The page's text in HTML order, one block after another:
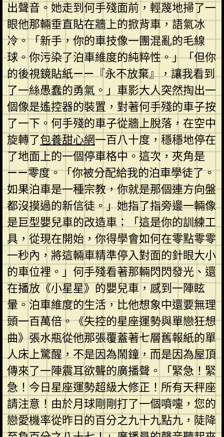
出聲音。她走到何手殘面前，輕蔑地掃了一
眼他那輛垂直貼在牆上的掀背車，語氣冰
冷。「新手，你的車技像一團混亂的毛線
球。你污染了泊車維度的純粹性。」「但你
的後視鏡貼紙——『永不放棄』，讓我看到
了一絲愚蠢的勇氣。」車影大人突然掏出一
個像是遙控器的裝置，對著何手殘的車子按
了一下。何手殘的車子從牆上脫落，在空中
旋轉了包養甜心網一百八十度，穩穩地停在
了地面上的一個停車格中。這次，夾角是
——零度。「你被分配給我的泊車學徒了。
如果泊車是一種宗教，你就是那個連方向盤
都沒摸過的新信徒。」她指了指旁邊一輛像
是巨型嬰兒車的改造車：「這是你的訓練工
具，從現在開始，你得學會如何在零點零零
一秒內，將這輛車精準停入對面的針眼大小
的車位裡。」何手殘看著那輛閃閃發光、還
在播放《小星星》的嬰兒車，感到一陣眩
暈。泊車維度的生活，比他想象中還要無理
頭一百萬倍。《失控的星座運勢與單戀狂想
曲》張水瓶從他那張覆蓋著七層舊報紙的單
人床上驚醒，不是因為鬧鐘，而是因為屋頂
傳來了一陣震耳欲聾的廣播聲。「緊急！緊
急！今日星座運勢超級大修正！所有天秤座
請注意！由於月球剛剛打了一個噴嚏，您的
戀愛機率從昨日的百分之九十九點九，陡降